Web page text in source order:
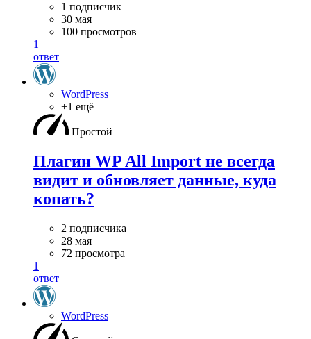
1 подписчик
30 мая
100 просмотров
1
ответ
WordPress
+1 ещё
Простой
Плагин WP All Import не всегда
видит и обновляет данные, куда
копать?
2 подписчика
28 мая
72 просмотра
1
ответ
WordPress